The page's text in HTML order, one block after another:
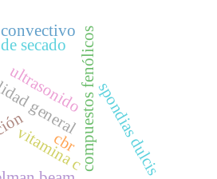
compuestos fenólicos
general
secado
vitamina c spondias dulcis
convectivo
ultrasonido
cbr